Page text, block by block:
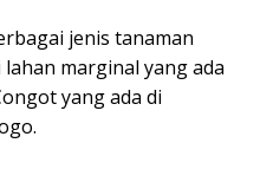
jenis tanaman
marginal yang ada
yang ada di